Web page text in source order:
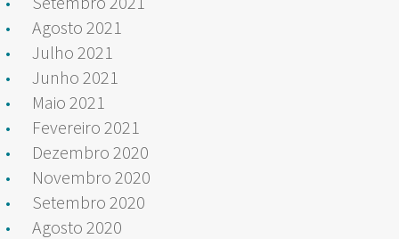
Agosto 2021
Julho 2021
Junho 2021
Maio 2021
Fevereiro 2021
Dezembro 2020
Novembro 2020
Setembro 2020
Agosto 2020